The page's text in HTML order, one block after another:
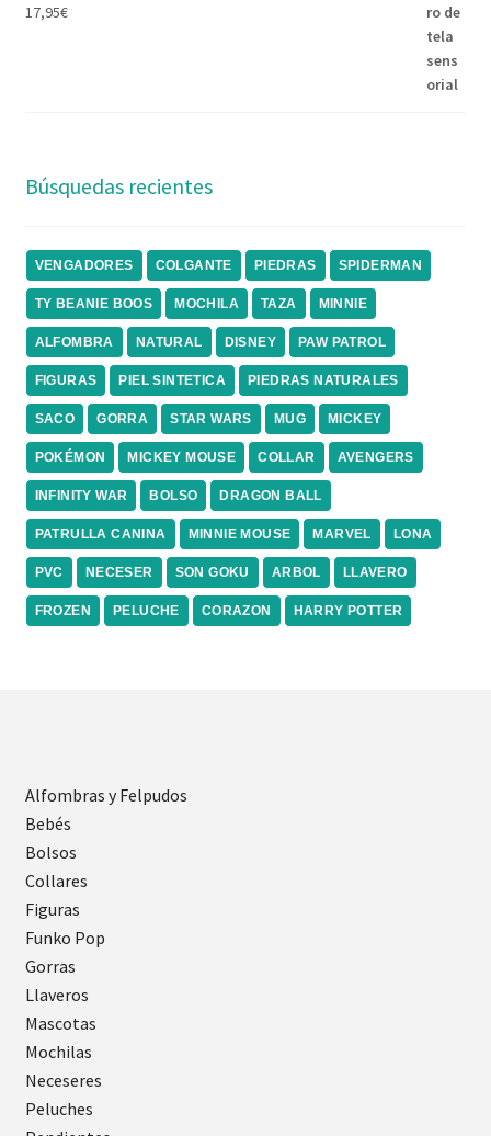
17,95€
Búsquedas recientes
VENGADORES COLGANTE PIEDRAS SPIDERMAN
TY BEANIE BOOS MOCHILA TAZA MINNIE
ALFOMBRA NATURAL DISNEY PAW PATROL
FIGURAS PIEL SINTETICA PIEDRAS NATURALES
SACO GORRA STAR WARS MUG MICKEY
POKÉMON MICKEY MOUSE COLLAR AVENGERS
INFINITY WAR BOLSO DRAGON BALL
PATRULLA CANINA MINNIE MOUSE MARVEL LONA
PVC NECESER SON GOKU ARBOL LLAVERO
FROZEN PELUCHE CORAZON HARRY POTTER
Alfombras y Felpudos
Bebés
Bolsos
Collares
Figuras
Funko Pop
Gorras
Llaveros
Mascotas
Mochilas
Neceseres
Peluches